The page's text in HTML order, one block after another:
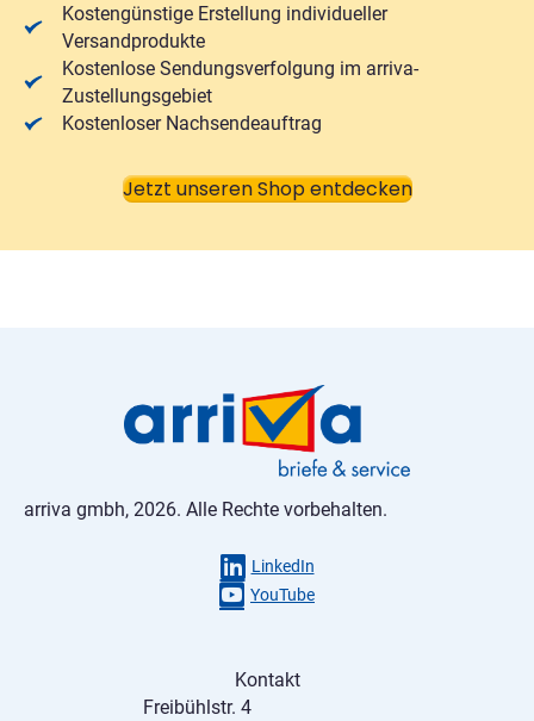
Kostengünstige Erstellung individueller
Versandprodukte
Kostenlose Sendungsverfolgung im arriva-
Zustellungsgebiet
Kostenloser Nachsendeauftrag
Jetzt unseren Shop entdecken
arriva gmbh, 2026. Alle Rechte vorbehalten.
LinkedIn
YouTube
Kontakt
Freibühlstr. 4